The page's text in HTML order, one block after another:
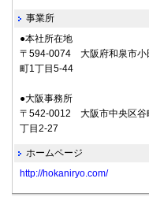
事業所
●本社所在地
〒594-0074 大阪府和泉市小
町1丁目5-44
●大阪事務所
〒542-0012 大阪市中央区谷
丁目2-27
ホームページ
http://hokaniryo.com/